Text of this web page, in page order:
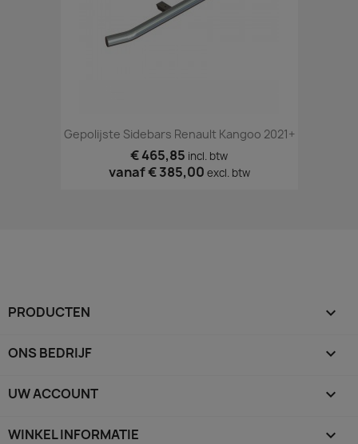
Gepolijste Sidebars Renault Kangoo 2021+
€ 465,85 incl. btw
vanaf€ 385,00 excl. btw
PRODUCTEN 
ONS BEDRIJF 
UW ACCOUNT 
WINKEL INFORMATIE keyboard_arrow_down